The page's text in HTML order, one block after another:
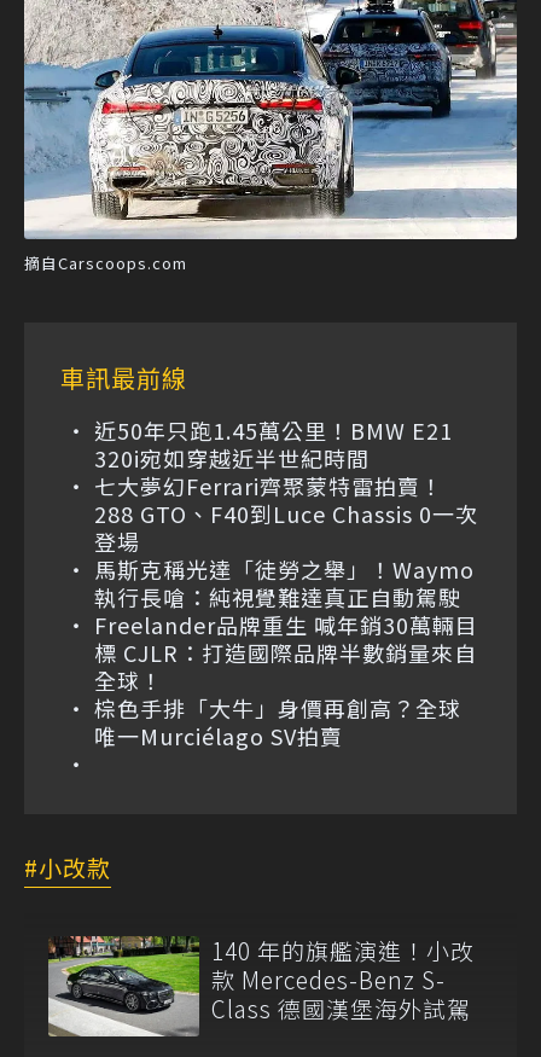
摘自Carscoops.com
車訊最前線
近50年只跑1.45萬公里！BMW E21
320i宛如穿越近半世紀時間
七大夢幻Ferrari齊聚蒙特雷拍賣！
288 GTO、F40到Luce Chassis 0一次
登場
馬斯克稱光達「徒勞之舉」！Waymo
執行長嗆：純視覺難達真正自動駕駛
Freelander品牌重生 喊年銷30萬輛目
標 CJLR：打造國際品牌半數銷量來自
全球！
棕色手排「大牛」身價再創高？全球
唯一Murciélago SV拍賣
小改款
140 年的旗艦演進！小改
款 Mercedes-Benz S-
Class 德國漢堡海外試駕